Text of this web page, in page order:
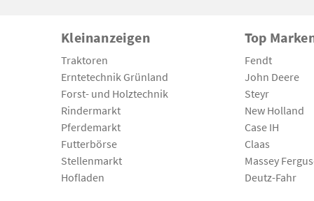
Kleinanzeigen
Traktoren
Erntetechnik Grünland
Forst- und Holztechnik
Rindermarkt
Pferdemarkt
Futterbörse
Stellenmarkt
Hofladen
Top
Fendt
John Deere
Steyr
New Holland
Case IH
Claas
Massey
Deutz-Fahr